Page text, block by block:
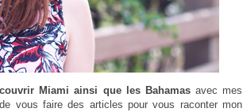
Miami ainsi que les Bahamasavec mes
vous faire des articles pour vous raconter mon